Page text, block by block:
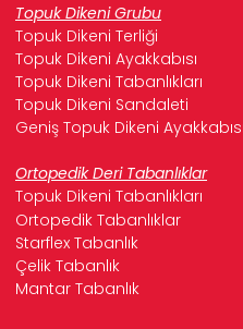
Topuk Dikeni Grubu
Topuk Dikeni Terliği
Topuk Dikeni Ayakkabısı
Topuk Dikeni Tabanlıkları
Topuk Dikeni Sandaleti
Geniş Topuk Dikeni Ayakkabısı
Ortopedik Deri Tabanlıklar
Topuk Dikeni Tabanlıkları
Ortopedik Tabanlıklar
Starflex Tabanlık
Çelik Tabanlık
Mantar Tabanlık